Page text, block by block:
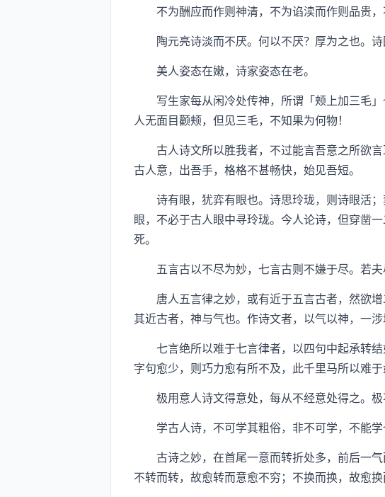
不为酬应而作则神清，不为谄渎而作则品贵，
陶元亮诗淡而不厌。何以不厌？厚为之也。诗
美人姿态在嫩，诗家姿态在老。
写生家每从闲冷处传神，所谓「颊上加三毛」
人无面目颧颊，但见三毛，不知果为何物！
古人诗文所以胜我者，不过能言吾意之所欲言
古人意，出吾手，格格不甚畅快，始见吾短。
诗有眼，犹弈有眼也。诗思玲珑，则诗眼活；
眼，不必于古人眼中寻玲珑。今人论诗，但穿凿
死。
五言古以不尽为妙，七言古则不嫌于尽。若夫
唐人五言律之妙，或有近于五言古者，然欲增
其近古者，神与气也。作诗文者，以气以神，一涉
七言绝所以难于七言律者，以四句中起承转结
字句愈少，则巧力愈有所不及，此千里马所以难于
极用意人诗文得意处，每从不经意处得之。极
学古人诗，不可学其粗俗，非不可学，不能学
古诗之妙，在首尾一意而转折处多，前后一气
不转而转，故愈转而意愈不穷；不换而换，故愈